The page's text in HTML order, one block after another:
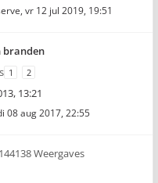
, vr 12 jul 2019, 19:51
branden
1 2
13:21
08 aug 2017, 22:55
Weergaves